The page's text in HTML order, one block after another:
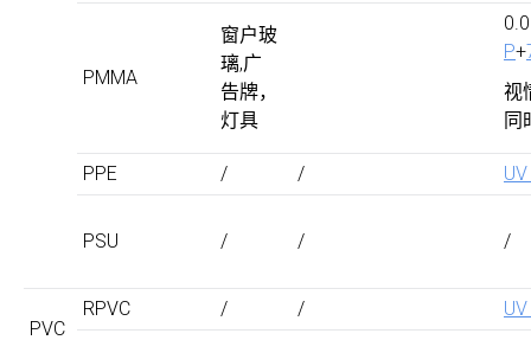
PMMA
窗户玻
璃,广
告牌，
灯具
P+
视
同
PPE / /
PSU / / /
PVC
RPVC / /